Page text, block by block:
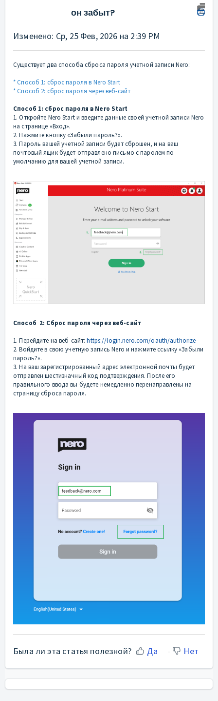
он забыт?
Изменено: Ср, 25 Фев, 2026 на 2:39 PM
Существует два способа сброса пароля учетной записи Nero:
* Способ 1: сброс пароля в Nero Start
* Способ 2: сброс пароля через веб-сайт
Способ 1: сброс пароля в Nero Start
1. Откройте Nero Start и введите данные своей учетной записи Nero
на странице «Вход».
2. Нажмите кнопку «Забыли пароль?».
3. Пароль вашей учетной записи будет сброшен, и на ваш
почтовый ящик будет отправлено письмо с паролем по
умолчанию для вашей учетной записи.
Способ 2: Сброс пароля через веб-сайт
1. Перейдите на веб-сайт:https://login.nero.com/oauth/authorize
2. Войдите в свою учетную запись Nero и нажмите ссылку «Забыли
пароль?».
3. На ваш зарегистрированный адрес электронной почты будет
отправлен шестизначный код подтверждения. После его
правильного ввода вы будете немедленно перенаправлены на
страницу сброса пароля.
Была ли эта статья полезной? Да Нет